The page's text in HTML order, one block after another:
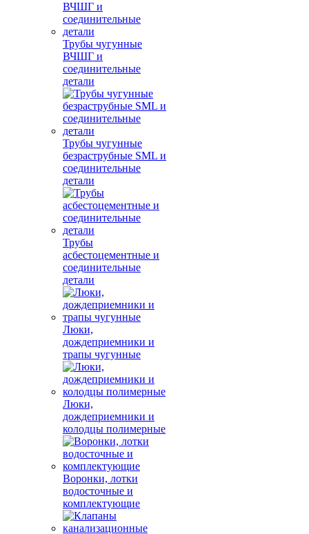
Трубы чугунные
ВЧШГ и
соединительные
детали
Трубы чугунные
безраструбные SML и
соединительные
детали
Трубы
асбестоцементные и
соединительные
детали
Люки,
дождеприемники и
трапы чугунные
Люки,
дождеприемники и
колодцы полимерные
Воронки, лотки
водосточные и
комплектующие